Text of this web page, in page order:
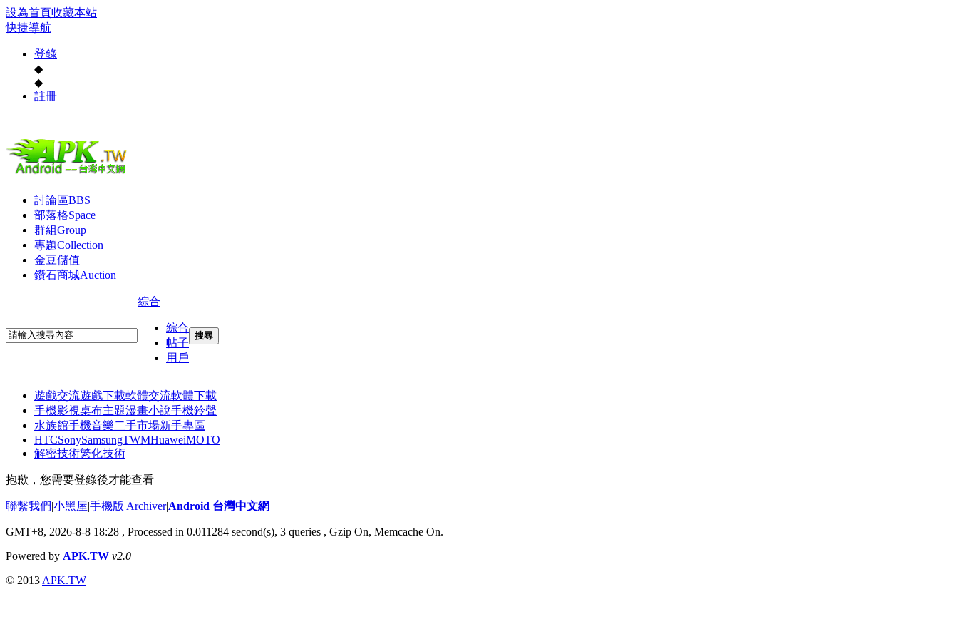
設為首頁收藏本站
快捷導航
登錄
◆
◆
註冊
討論區BBS
部落格Space
群組Group
專題Collection
金豆儲值
鑽石商城Auction
綜合
綜合
帖子
用戶
搜尋
遊戲交流遊戲下載軟體交流軟體下載
手機影視桌布主題漫畫小說手機鈴聲
水族館手機音樂二手市場新手專區
HTCSonySamsungTWMHuaweiMOTO
解密技術繁化技術
抱歉，您需要登錄後才能查看
聯繫我們|小黑屋|手機版|Archiver|Android 台灣中文網
GMT+8, 2026-8-8 18:28 , Processed in 0.011284 second(s), 3 queries , Gzip On, Memcache On.
Powered by APK.TW v2.0
© 2013 APK.TW